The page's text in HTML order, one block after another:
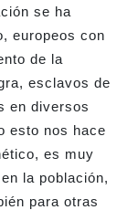
se ha
europeos con
de la
esclavos de
en diversos
esto nos hace
es muy
la población,
para otras